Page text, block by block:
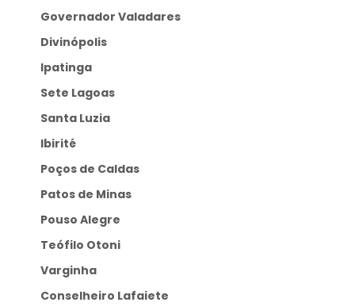
Governador Valadares
Divinópolis
Ipatinga
Sete Lagoas
Santa Luzia
Ibirité
Poços de Caldas
Patos de Minas
Pouso Alegre
Teófilo Otoni
Varginha
Conselheiro Lafaiete